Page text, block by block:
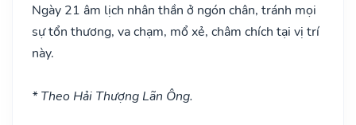
Ngày 21 âm lịch nhân thần ở ngón chân, tránh mọi
sự tổn thương, va chạm, mổ xẻ, châm chích tại vị trí
này.
* Theo Hải Thượng Lãn Ông.